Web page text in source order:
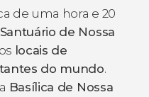
de uma hora e 20
Santuário de Nossa
locais de
do mundo.
Basílica de Nossa